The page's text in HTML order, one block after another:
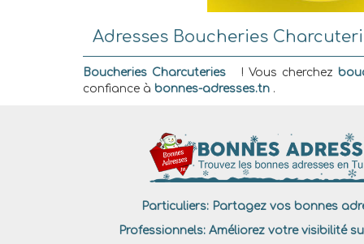
Adresses Boucheries
Boucheries Charcuteries ! Vous cherchez
confiance à bonnes-adresses.tn .
Particuliers:Partagez vos bonnes
Professionnels:Améliorez votre visibilité